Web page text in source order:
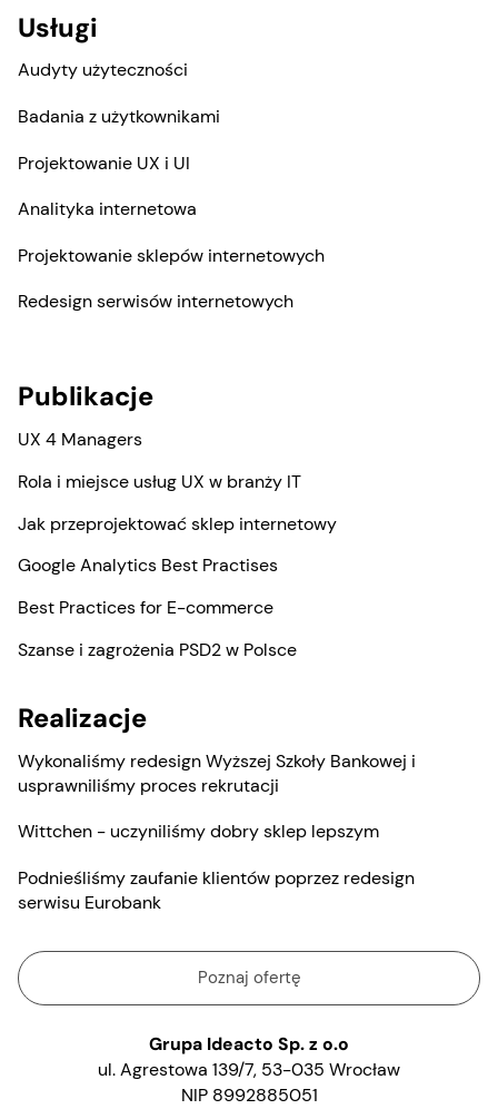
Usługi
Audyty użyteczności
Badania z użytkownikami
Projektowanie UX i UI
Analityka internetowa
Projektowanie sklepów internetowych
Redesign serwisów internetowych
Publikacje
UX 4 Managers
Rola i miejsce usług UX w branży IT
Jak przeprojektować sklep internetowy
Google Analytics Best Practises
Best Practices for E-commerce
Szanse i zagrożenia PSD2 w Polsce
Realizacje
Wykonaliśmy redesign Wyższej Szkoły Bankowej i
usprawniliśmy proces rekrutacji
Wittchen - uczyniliśmy dobry sklep lepszym
Podnieśliśmy zaufanie klientów poprzez redesign
serwisu Eurobank
Poznaj ofertę
Grupa Ideacto Sp. z o.o
ul. Agrestowa 139/7, 53-035 Wrocław
NIP 8992885051